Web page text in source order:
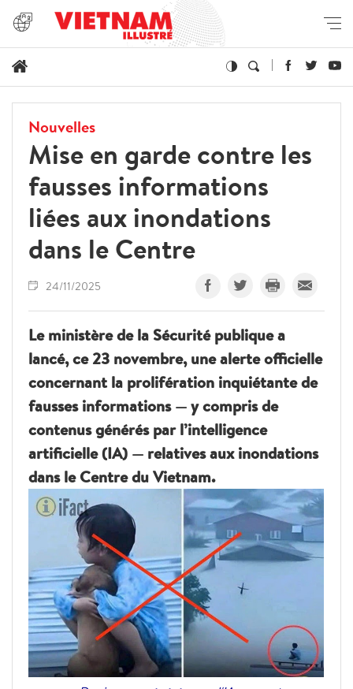
Nouvelles
Mise en garde contre les
fausses informations
liées aux inondations
dans le Centre
24/11/2025
Le ministère de la Sécurité publique a
lancé, ce 23 novembre, une alerte officielle
concernant la prolifération inquiétante de
fausses informations — y compris de
contenus générés par l’intelligence
artificielle (IA) — relatives aux inondations
dans le Centre du Vietnam.